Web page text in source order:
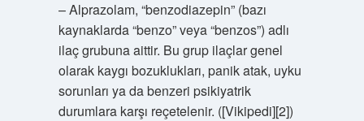
– Alprazolam, “benzodiazepin” (bazı
kaynaklarda “benzo” veya “benzos”) adlı
ilaç grubuna aittir. Bu grup ilaçlar genel
olarak kaygı bozuklukları, panik atak, uyku
sorunları ya da benzeri psikiyatrik
durumlara karşı reçetelenir. ([Vikipedi][2])